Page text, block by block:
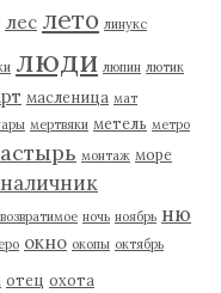
лес лето линукс
люди люпин лютик
масленица мат
мертвяки метель метро
монтаж море
наличник
ночь ноябрь ню
окно окопы октябрь
отец охота